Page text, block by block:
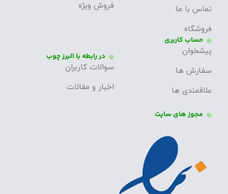
تماس با ما
فروشگاه
فروش ویژه
حساب کاربری
پیشخوان
سفارش ها
علاقمندی ها
در رابطه با البرز چوب
سوالات کاربران
اخبار و مقالات
مجوز های سایت